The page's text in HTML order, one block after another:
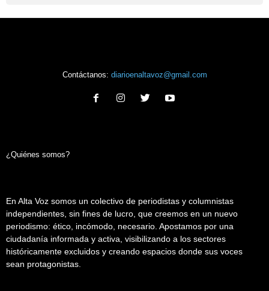
Contáctanos: diarioenaltavoz@gmail.com
¿Quiénes somos?
En Alta Voz somos un colectivo de periodistas y columnistas
independientes, sin fines de lucro, que creemos en un nuevo
periodismo: ético, incómodo, necesario. Apostamos por una
ciudadanía informada y activa, visibilizando a los sectores
históricamente excluidos y creando espacios donde sus voces
sean protagonistas.